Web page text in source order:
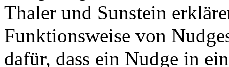
Thaler und Sunstein
Funktionsweise von
dafür, dass ein Nudge in